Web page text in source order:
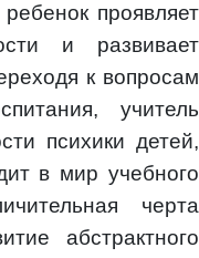
проявляет
и развивает
к вопросам
учитель
психики детей,
в мир учебного
черта
абстрактного